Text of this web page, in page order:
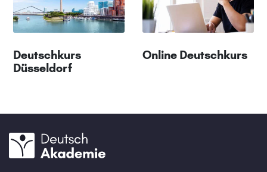
Deutschkurs
Düsseldorf
Online Deutschkurs